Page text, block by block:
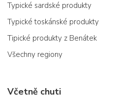
Typické sardské produkty
Typické toskánské produkty
Tipické produkty z Benátek
Všechny regiony
Včetně chuti